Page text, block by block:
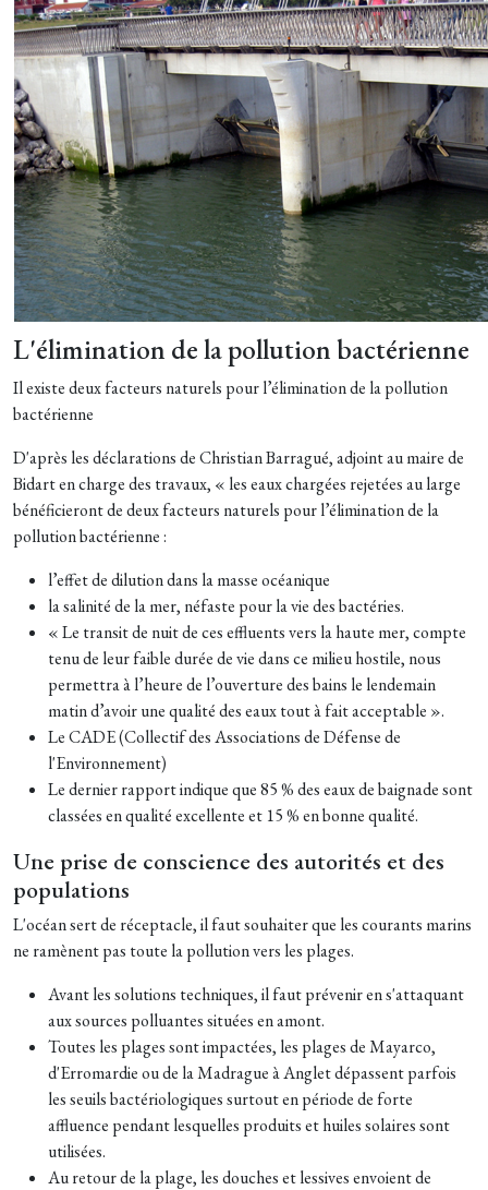
L'élimination de la pollution bactérienne
Il existe deux facteurs naturels pour l’élimination de la pollution
bactérienne
D'après les déclarations de Christian Barragué, adjoint au maire de
Bidart en charge des travaux, « les eaux chargées rejetées au large
bénéficieront de deux facteurs naturels pour l’élimination de la
pollution bactérienne :
l’effet de dilution dans la masse océanique
la salinité de la mer, néfaste pour la vie des bactéries.
« Le transit de nuit de ces effluents vers la haute mer, compte
tenu de leur faible durée de vie dans ce milieu hostile, nous
permettra à l’heure de l’ouverture des bains le lendemain
matin d’avoir une qualité des eaux tout à fait acceptable ».
Le CADE (Collectif des Associations de Défense de
l'Environnement)
Le dernier rapport indique que 85 % des eaux de baignade sont
classées en qualité excellente et 15 % en bonne qualité.
Une prise de conscience des autorités et des
populations
L'océan sert de réceptacle, il faut souhaiter que les courants marins
ne ramènent pas toute la pollution vers les plages.
Avant les solutions techniques, il faut prévenir en s'attaquant
aux sources polluantes situées en amont.
Toutes les plages sont impactées, les plages de Mayarco,
d'Erromardie ou de la Madrague à Anglet dépassent parfois
les seuils bactériologiques surtout en période de forte
affluence pendant lesquelles produits et huiles solaires sont
utilisées.
Au retour de la plage, les douches et lessives envoient de